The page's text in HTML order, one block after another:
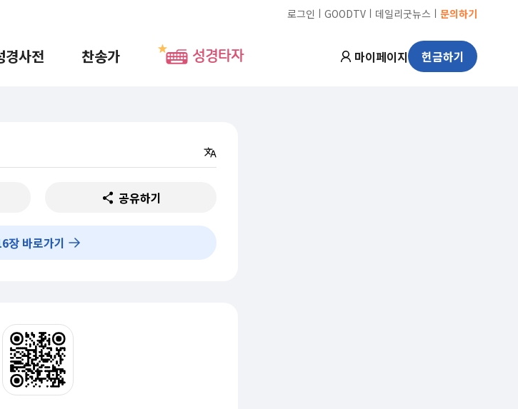
로그인 ㅣ GOODTV ㅣ 데일리굿뉴스 ㅣ 문의하기
경사전 찬송가 성경타자 마이페이지 헌금하기
공유하기
장 바로가기